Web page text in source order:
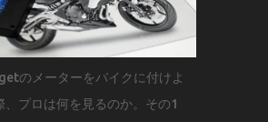
のメーターをバイクに付けよ
、プロは何を見るのか。その1